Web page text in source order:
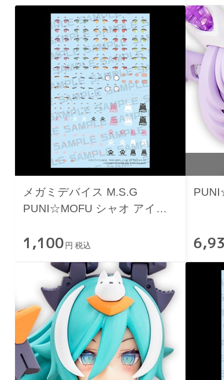
メガミデバイス M.S.G
PUNI☆MOFU シャオ アイデ
1,100 円 税込